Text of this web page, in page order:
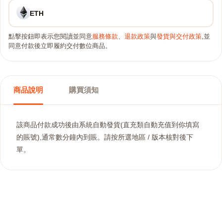
ETH
點擊按鈕即表示您閱讀並同意服務條款、 退款政策與發貨與交付政策,並
同意付款後立即履約交付數位商品。
商品說明 購買須知
該商品付款成功後由系統自動發貨(直充類自動充值到你填寫
的賬號),通常數分鐘內到賬。請按所選地區 / 版本核對後下
單。